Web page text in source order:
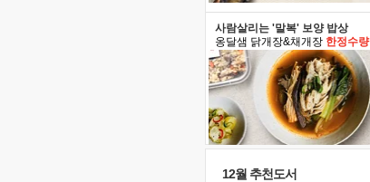
사람살리는 '말복' 보양 밥상
옹달샘 닭개장&채개장 한정수량
12월 추천도서